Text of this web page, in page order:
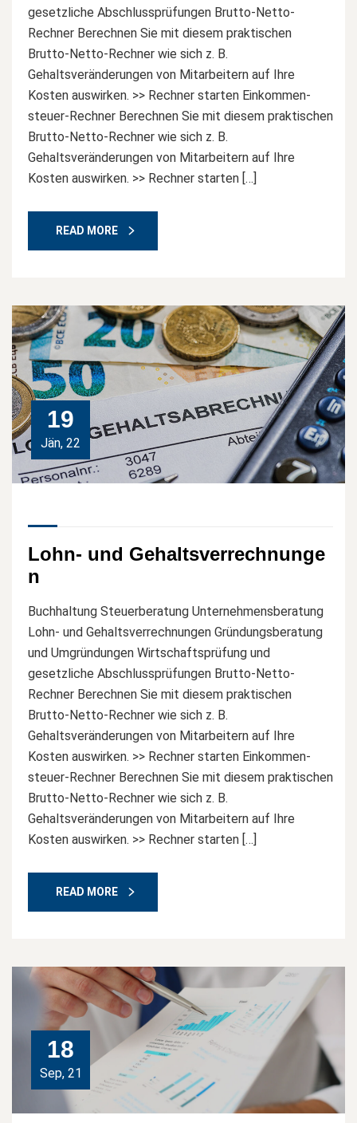
gesetzliche Abschlussprüfungen Brutto-Netto-
Rechner Berechnen Sie mit diesem praktischen
Brutto-Netto-Rechner wie sich z. B.
Gehaltsveränderungen von Mitarbeitern auf Ihre
Kosten auswirken. >> Rechner starten Einkommen-
steuer-Rechner Berechnen Sie mit diesem praktischen
Brutto-Netto-Rechner wie sich z. B.
Gehaltsveränderungen von Mitarbeitern auf Ihre
Kosten auswirken. >> Rechner starten […]
READ MORE
19
Jän, 22
Lohn- und Gehaltsverrechnunge
n
Buchhaltung Steuerberatung Unternehmensberatung
Lohn- und Gehaltsverrechnungen Gründungsberatung
und Umgründungen Wirtschaftsprüfung und
gesetzliche Abschlussprüfungen Brutto-Netto-
Rechner Berechnen Sie mit diesem praktischen
Brutto-Netto-Rechner wie sich z. B.
Gehaltsveränderungen von Mitarbeitern auf Ihre
Kosten auswirken. >> Rechner starten Einkommen-
steuer-Rechner Berechnen Sie mit diesem praktischen
Brutto-Netto-Rechner wie sich z. B.
Gehaltsveränderungen von Mitarbeitern auf Ihre
Kosten auswirken. >> Rechner starten […]
READ MORE
18
Sep, 21